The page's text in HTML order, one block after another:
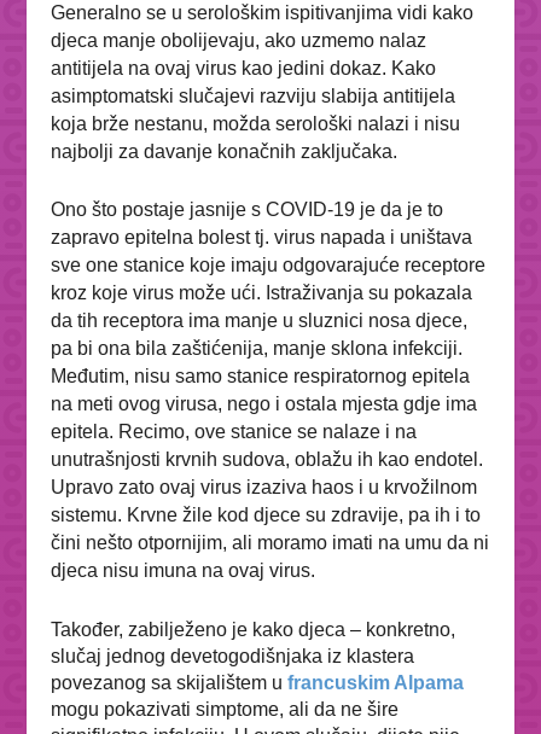
Generalno se u serološkim ispitivanjima vidi kako
djeca manje obolijevaju, ako uzmemo nalaz
antitijela na ovaj virus kao jedini dokaz. Kako
asimptomatski slučajevi razviju slabija antitijela
koja brže nestanu, možda serološki nalazi i nisu
najbolji za davanje konačnih zaključaka.
Ono što postaje jasnije s COVID-19 je da je to
zapravo epitelna bolest tj. virus napada i uništava
sve one stanice koje imaju odgovarajuće receptore
kroz koje virus može ući. Istraživanja su pokazala
da tih receptora ima manje u sluznici nosa djece,
pa bi ona bila zaštićenija, manje sklona infekciji.
Međutim, nisu samo stanice respiratornog epitela
na meti ovog virusa, nego i ostala mjesta gdje ima
epitela. Recimo, ove stanice se nalaze i na
unutrašnjosti krvnih sudova, oblažu ih kao endotel.
Upravo zato ovaj virus izaziva haos i u krvožilnom
sistemu. Krvne žile kod djece su zdravije, pa ih i to
čini nešto otpornijim, ali moramo imati na umu da ni
djeca nisu imuna na ovaj virus.
Također, zabilježeno je kako djeca – konkretno,
slučaj jednog devetogodišnjaka iz klastera
povezanog sa skijalištem ufrancuskim Alpama
mogu pokazivati simptome, ali da ne šire